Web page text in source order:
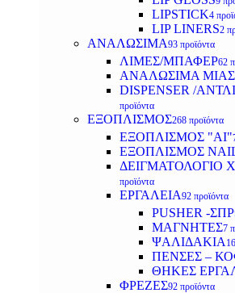
LIPSTICK4
LIP LINERS2
ΑΝΑΛΩΣΙΜΑ93 προϊόντα
ΛΙΜΕΣ/ΜΠΑΦΕΡ62
ΑΝΑΛΩΣΙΜΑ
DISPENSER /
προϊόντα
ΕΞΟΠΛΙΣΜΟΣ268 προϊόντα
ΕΞΟΠΛΙΣΜΟΣ "AI"
ΕΞΟΠΛΙΣΜΟΣ
ΔΕΙΓΜΑΤΟΛΟΓΙΟ
προϊόντα
ΕΡΓΑΛΕΙΑ92 προϊόντα
PUSHER -
ΜΑΓΝΗΤΕΣ7
ΨΑΛΙΔΑΚΙΑ
ΠΕΝΣΕΣ –
ΘΗΚΕΣ
ΦΡΕΖΕΣ92 προϊόντα